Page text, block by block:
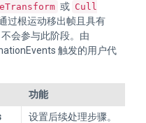
或 Cull
过根运动移出帧且具有
会参与此阶段。由
触发的用户代
功能
设置后续处理步骤。